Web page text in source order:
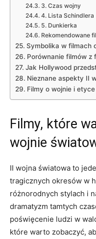
3. Czas wojny
4. Lista Schindlera
5. Dunkierka
Rekomendowane
Symbolika w filmach
Porównanie filmów
Jak Hollywood
Nieznane aspekty II
Filmy o wojnie i
Filmy, które
wojnie
II wojna światowa to
tragicznych okresów w
różnorodnych stylach i
dramatyzm tamtych
poświęcenie ludzi w
które warto zobaczyć,